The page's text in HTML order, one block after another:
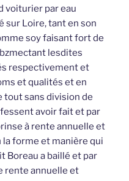
voiturier par eau
sur Loire, tant en son
soy faisant fort de
lesdites
respectivement et
et qualités et en
tout sans division de
avoir fait et par
à rente annuelle et
forme et manière qui
Boreau a baillé et par
rente annuelle et